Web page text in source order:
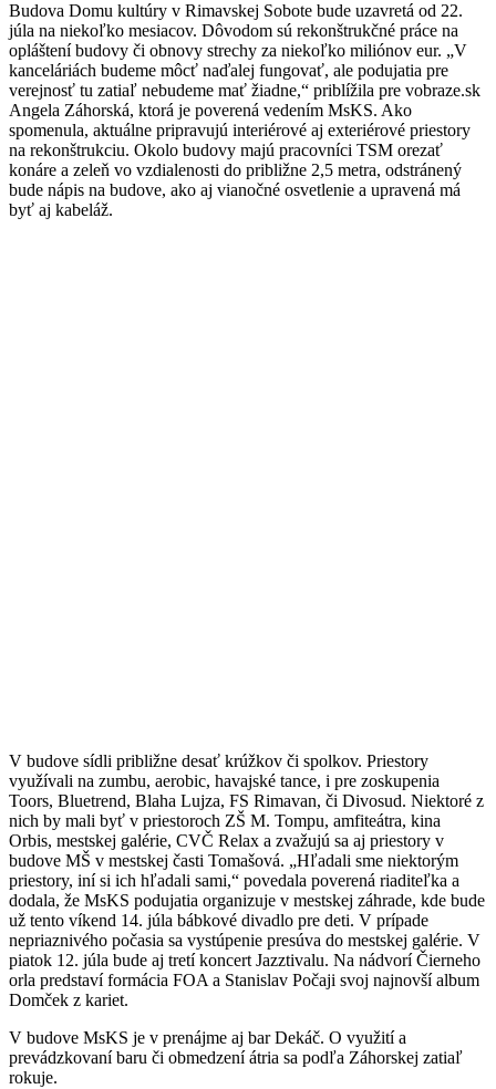
Budova Domu kultúry v Rimavskej Sobote bude uzavretá od 22.
júla na niekoľko mesiacov. Dôvodom sú rekonštrukčné práce na
opláštení budovy či obnovy strechy za niekoľko miliónov eur. „V
kanceláriách budeme môcť naďalej fungovať, ale podujatia pre
verejnosť tu zatiaľ nebudeme mať žiadne,“ priblížila pre vobraze.sk
Angela Záhorská, ktorá je poverená vedením MsKS. Ako
spomenula, aktuálne pripravujú interiérové aj exteriérové priestory
na rekonštrukciu. Okolo budovy majú pracovníci TSM orezať
konáre a zeleň vo vzdialenosti do približne 2,5 metra, odstránený
bude nápis na budove, ako aj vianočné osvetlenie a upravená má
byť aj kabeláž.
V budove sídli približne desať krúžkov či spolkov. Priestory
využívali na zumbu, aerobic, havajské tance, i pre zoskupenia
Toors, Bluetrend, Blaha Lujza, FS Rimavan, či Divosud. Niektoré z
nich by mali byť v priestoroch ZŠ M. Tompu, amfiteátra, kina
Orbis, mestskej galérie, CVČ Relax a zvažujú sa aj priestory v
budove MŠ v mestskej časti Tomašová. „Hľadali sme niektorým
priestory, iní si ich hľadali sami,“ povedala poverená riaditeľka a
dodala, že MsKS podujatia organizuje v mestskej záhrade, kde bude
už tento víkend 14. júla bábkové divadlo pre deti. V prípade
nepriaznivého počasia sa vystúpenie presúva do mestskej galérie. V
piatok 12. júla bude aj tretí koncert Jazztivalu. Na nádvorí Čierneho
orla predstaví formácia FOA a Stanislav Počaji svoj najnovší album
Domček z kariet.
V budove MsKS je v prenájme aj bar Dekáč. O využití a
prevádzkovaní baru či obmedzení átria sa podľa Záhorskej zatiaľ
rokuje.